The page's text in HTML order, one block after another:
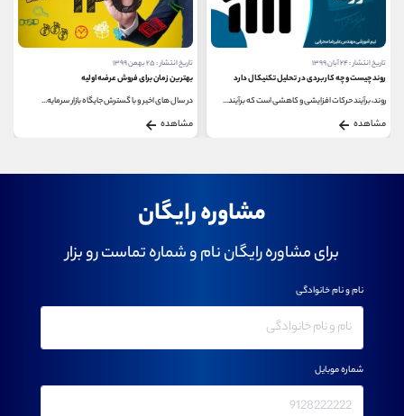
تاریخ انتشار : ۲۴ آبان ۱۳۹۹
روند چیست و چه کاربردی در تحلیل تکنیکال دارد
روند، برآیند حرکات افزایشی و کاهشی است که برآیند...
مشاهده
تاریخ انتشار : ۲۵ بهمن ۱۳۹۹
بهترین زمان برای فروش عرضه اولیه
در سال های اخیر و با گسترش جایگاه بازار سرمایه...
مشاهده
مشاوره رایگان
برای مشاوره رایگان نام و شماره تماست رو بزار
نام و نام خانوادگی
شماره موبایل